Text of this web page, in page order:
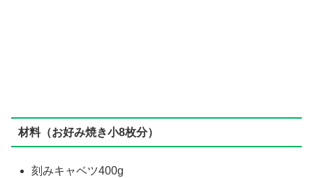
材料（お好み焼き小8枚分）
刻みキャベツ400g